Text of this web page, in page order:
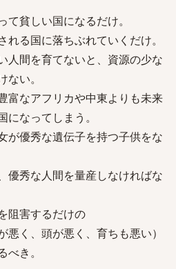
貧しい国になるだけ。
る国に落ちぶれていくだけ。
人間を育てないと、資源の少な
い。
富なアフリカや中東よりも未来
なってしまう。
が優秀な遺伝子を持つ子供をな
優秀な人間を量産しなければな
阻害するだけの
悪く、頭が悪く、育ちも悪い）
き。